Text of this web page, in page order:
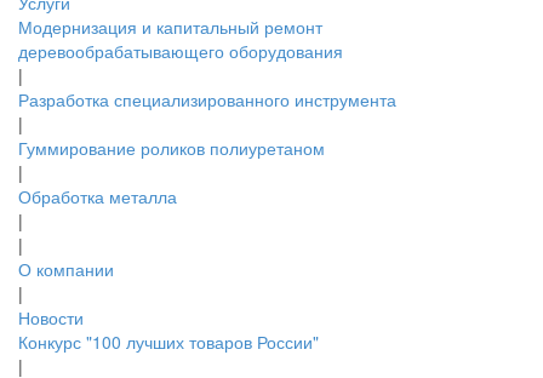
Модернизация и капитальный ремонт
деревообрабатывающего оборудования
|
Разработка специализированного инструмента
|
Гуммирование роликов полиуретаном
|
Обработка металла
|
|
О компании
|
Новости
Конкурс "100 лучших товаров России"
|